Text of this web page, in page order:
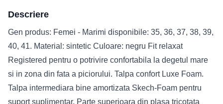
Descriere
Gen produs: Femei - Marimi disponibile: 35, 36, 37, 38, 39,
40, 41. Material: sintetic Culoare: negru Fit relaxat
Registered pentru o potrivire confortabila la degetul mare
si in zona din fata a piciorului. Talpa confort Luxe Foam.
Talpa intermediara bine amortizata Skech-Foam pentru
suport suplimentar. Parte superioara din plasa tricotata